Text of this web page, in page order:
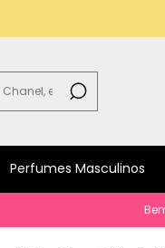
Perfumes Masculinos
Bem